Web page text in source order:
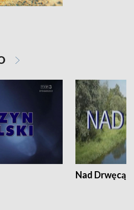
Nad Drwęcą